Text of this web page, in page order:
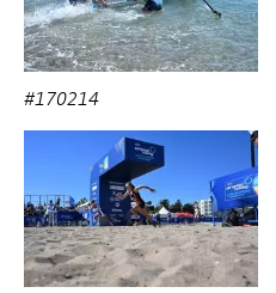
#170214